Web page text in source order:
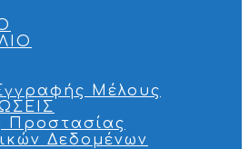
Μέλους
Προστασίας
Δεδομένων